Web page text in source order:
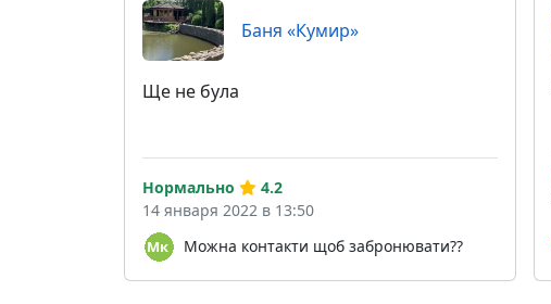
Баня «Кумир»
Ще не була
Можна контакти щоб забронювати??
Нормально
4.2
14 января 2022 в 13:50